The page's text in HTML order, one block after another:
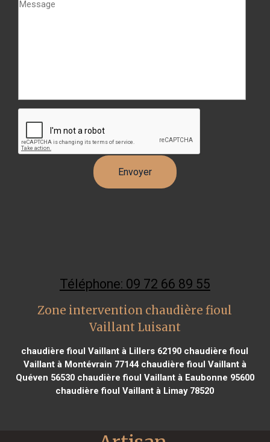
Téléphone: 09 72 66 89 55
Zone intervention chaudière fioul
Vaillant Luisant
chaudière fioul Vaillant à Lillers 62190 chaudière fioul
Vaillant à Montévrain 77144chaudière fioul Vaillant à
Quéven 56530chaudière fioul Vaillant à Eaubonne 95600
chaudière fioul Vaillant à Limay 78520